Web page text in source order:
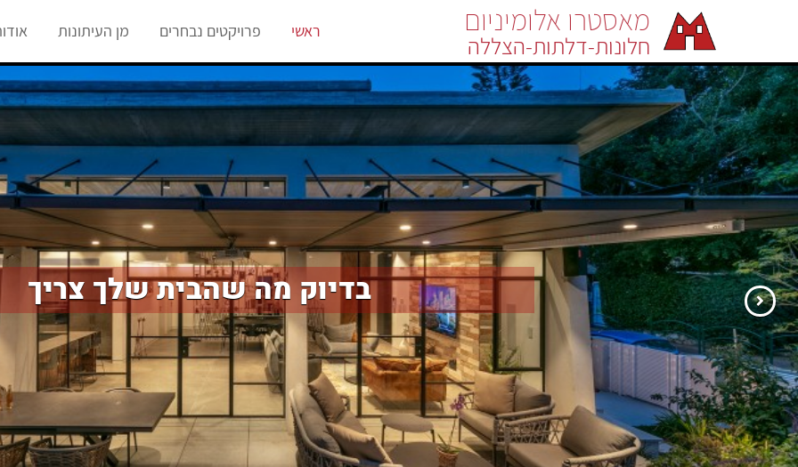
מאסטרו אלומיניום
חלונות-דלתות-הצללה ראשי פרויקטים נבחרים מן העיתונות
בדיוק מה שהבית שלך צריך
הקודם